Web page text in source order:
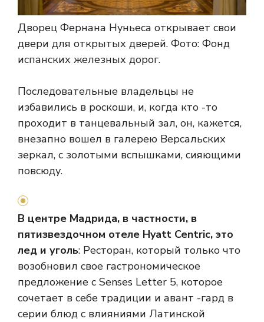
Дворец Фернана Нуньеса открывает свои
двери для открытых дверей. Фото: Фонд
испанских железных дорог.
Последовательные владельцы не
избавились в роскоши, и, когда кто -то
проходит в танцевальный зал, он, кажется,
внезапно вошел в галерею Версальских
зеркал, с золотыми вспышками, сияющими
повсюду.
В центре Мадрида, в частности, в
пятизвездочном отеле Hyatt Centric, это
лед и уголь: Ресторан, который только что
возобновил свое гастрономическое
предложение с Senses Letter 5, которое
сочетает в себе традиции и авант -гард в
серии блюд с влияниями Латинской